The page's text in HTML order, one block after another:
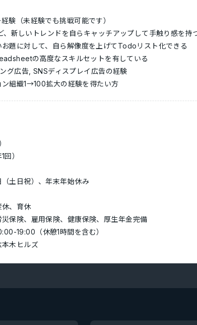
験（未経験でも挑戦可能です）
、新しいトレンドを自らキャッチアップして手触り感を持
お題に対して、自ら解像度を上げてTodoリスト化できる
の高度なスキルセットを有している
グ広告, SNSディスプレイ広告の経験
ン組織1→100拡大の経験を得たい方
回）
土日祝）、年末年始休み
休、育休
保険、雇用保険、健康保険、厚生年金完備
19:00（休憩1時間を含む）
木ヒルズ